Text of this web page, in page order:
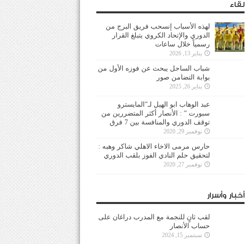
لقاء
لهذه الأسباب إنسحب فريق البرج من
الدوري والإتحاد الكروي يتبلغ القرار
رسمياً خلال ساعات
يناير 13, 2026
شباب الساحل يبحث عن فوزه الأول من
بوابة التضامن صور
يناير 26, 2025
عبد الوهاب ابو الهيل لـ”المايسترو
سبورت ” : الأنصار أكثر المتضررين من
توقف الدوري والمنافسة بين 7 فرق
نوفمبر 29, 2020
حارس مرمى الاخاء الاهلي شاكر وهبه :
لتحقيق حلم النادي الفوز بلقب الدوري
نوفمبر 27, 2020
أخبار وأسرار
لقب ثانٍ للنجمة مع المدرب دراغان على
حساب الأنصار
سبتمبر 15, 2024